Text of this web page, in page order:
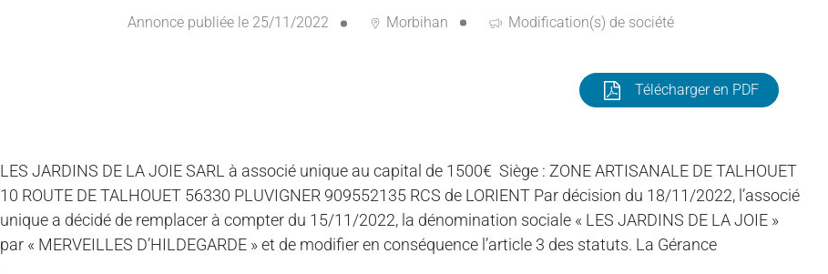
Annonce publiée le 25/11/2022 Morbihan Modification(s) de société
Télécharger en PDF
LES JARDINS DE LA JOIE SARL à associé unique au capital de 1500€ Siège : ZONE ARTISANALE DE TALHOUET
10 ROUTE DE TALHOUET 56330 PLUVIGNER 909552135 RCS de LORIENT Par décision du 18/11/2022, l’associé
unique a décidé de remplacer à compter du 15/11/2022, la dénomination sociale « LES JARDINS DE LA JOIE »
par « MERVEILLES D’HILDEGARDE » et de modifier en conséquence l’article 3 des statuts. La Gérance